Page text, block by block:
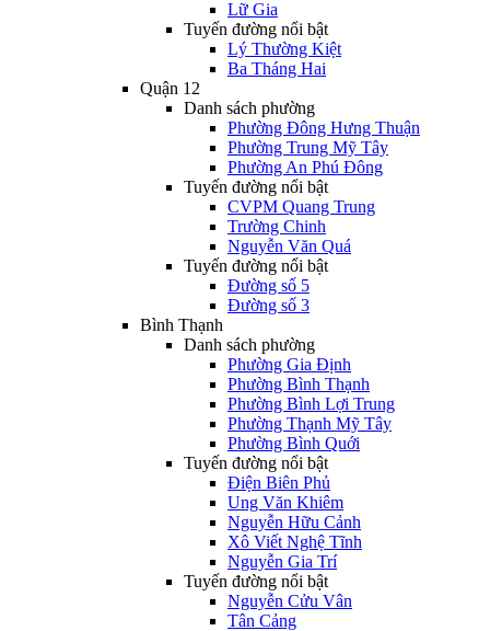
Lữ Gia
Tuyến đường nổi bật
Lý Thường Kiệt
Ba Tháng Hai
Quận 12
Danh sách phường
Phường Đông Hưng Thuận
Phường Trung Mỹ Tây
Phường An Phú Đông
Tuyến đường nổi bật
CVPM Quang Trung
Trường Chinh
Nguyễn Văn Quá
Tuyến đường nổi bật
Đường số 5
Đường số 3
Bình Thạnh
Danh sách phường
Phường Gia Định
Phường Bình Thạnh
Phường Bình Lợi Trung
Phường Thạnh Mỹ Tây
Phường Bình Quới
Tuyến đường nổi bật
Điện Biên Phủ
Ung Văn Khiêm
Nguyễn Hữu Cảnh
Xô Viết Nghệ Tĩnh
Nguyễn Gia Trí
Tuyến đường nổi bật
Nguyễn Cửu Vân
Tân Cảng